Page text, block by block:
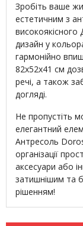
Зробіть ваше
естетичним з
дизайн у
гармонійно
82х52х41 см
речі, а також
догляді.
Не пропустіть
елегантний
Антресоль
організації
аксесуари або
затишнішим та
рішенням!